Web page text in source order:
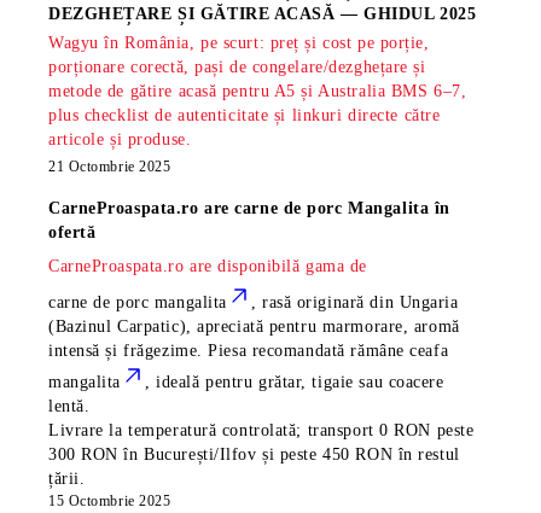
DEZGHEȚARE ȘI GĂTIRE ACASĂ — GHIDUL 2025
Wagyu în România, pe scurt: preț și cost pe porție,
porționare corectă, pași de congelare/dezghețare și
metode de gătire acasă pentru A5 și Australia BMS 6–7,
plus checklist de autenticitate și linkuri directe către
articole și produse.
21 Octombrie 2025
CarneProaspata.ro arecarne de porc Mangalita în
ofertă
CarneProaspata.ro are disponibilă gama de
carne de porc mangalita
, rasă originară din Ungaria
(Bazinul Carpatic), apreciată pentru marmorare, aromă
intensă și frăgezime. Piesa recomandată rămâneceafa
mangalita
, ideală pentru grătar, tigaie sau coacere
lentă.
Livrare la temperatură controlată; transport 0 RON peste
300 RON în București/Ilfov și peste 450 RON în restul
țării.
15 Octombrie 2025